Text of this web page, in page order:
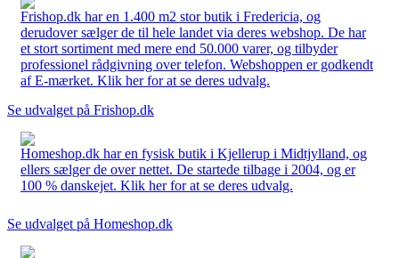
Frishop.dk har en 1.400 m2 stor butik i Fredericia, og
derudover sælger de til hele landet via deres webshop. De har
et stort sortiment med mere end 50.000 varer, og tilbyder
professionel rådgivning over telefon. Webshoppen er godkendt
af E-mærket. Klik her for at se deres udvalg.
Se udvalget på Frishop.dk
Homeshop.dk har en fysisk butik i Kjellerup i Midtjylland, og
ellers sælger de over nettet. De startede tilbage i 2004, og er
100 % danskejet. Klik her for at se deres udvalg.
Se udvalget på Homeshop.dk